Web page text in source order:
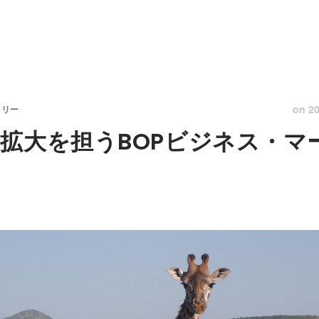
ー on
大を担うBOPビジネス・マ